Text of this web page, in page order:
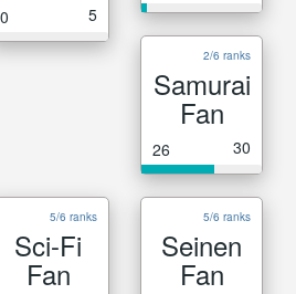
0 5
2/6 ranks
Samurai
Fan
26 30
5/6 ranks
Sci-Fi
Fan
5/6 ranks
Seinen
Fan